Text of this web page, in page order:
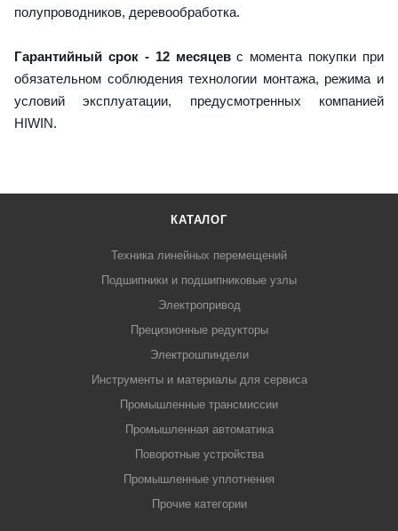
полупроводников, деревообработка.
Гарантийный срок - 12 месяцевс момента покупки при
обязательном соблюдения технологии монтажа, режима и
условий эксплуатации, предусмотренных компанией
HIWIN.
КАТАЛОГ
Техника линейных перемещений
Подшипники и подшипниковые узлы
Электропривод
Прецизионные редукторы
Электрошпиндели
Инструменты и материалы для сервиса
Промышленные трансмиссии
Промышленная автоматика
Поворотные устройства
Промышленные уплотнения
Прочие категории